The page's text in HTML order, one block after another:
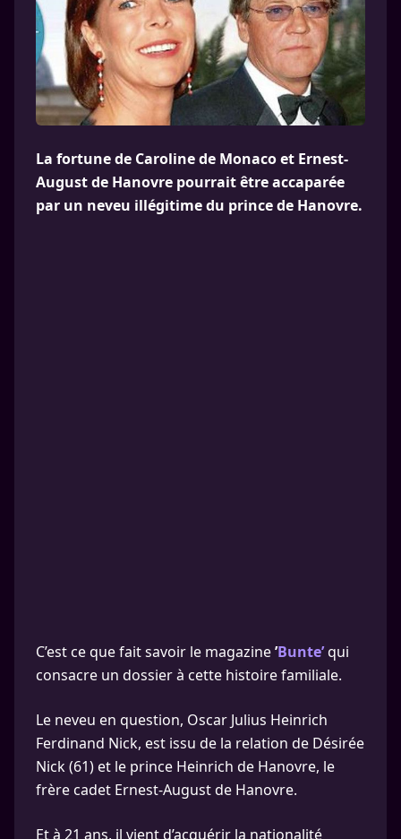
La fortune de Caroline de Monaco et Ernest-
August de Hanovre pourrait être accaparée
par un neveu illégitime du prince de Hanovre.
C’est ce que fait savoir le magazine’Bunte’qui
consacre un dossier à cette histoire familiale.
Le neveu en question, Oscar Julius Heinrich
Ferdinand Nick, est issu de la relation de Désirée
Nick (61) et le prince Heinrich de Hanovre, le
frère cadet Ernest-August de Hanovre.
Et à 21 ans, il vient d’acquérir la nationalité